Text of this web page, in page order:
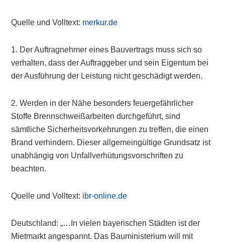
Quelle und Volltext: merkur.de
1. Der Auftragnehmer eines Bauvertrags muss sich so
verhalten, dass der Auftraggeber und sein Eigentum bei
der Ausführung der Leistung nicht geschädigt werden.
2. Werden in der Nähe besonders feuergefährlicher
Stoffe Brennschweißarbeiten durchgeführt, sind
sämtliche Sicherheitsvorkehrungen zu treffen, die einen
Brand verhindern. Dieser allgemeingültige Grundsatz ist
unabhängig von Unfallverhütungsvorschriften zu
beachten.
Quelle und Volltext: ibr-online.de
Deutschland: „…In vielen bayerischen Städten ist der
Mietmarkt angespannt. Das Bauministerium will mit